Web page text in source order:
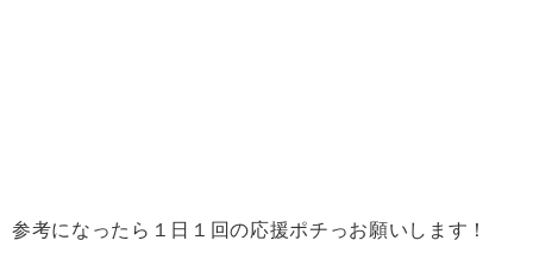
参考になったら１日１回の応援ポチっお願いします！